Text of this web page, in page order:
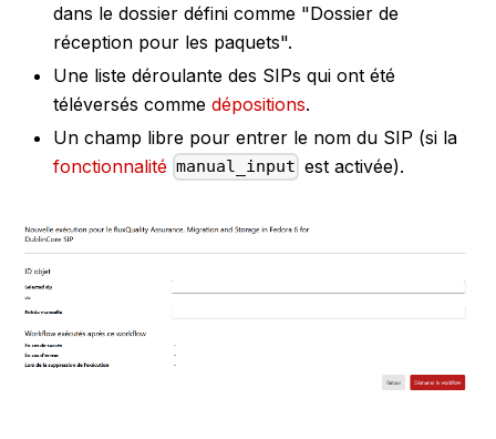
dans le dossier défini comme "Dossier de
réception pour les paquets".
Une liste déroulante des SIPs qui ont été
téléversés comme dépositions.
Un champ libre pour entrer le nom du SIP (si la
fonctionnalité manual_input est activée).